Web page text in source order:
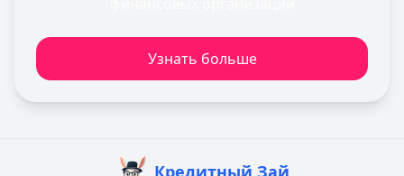
Узнать больше
Кредитный Зай